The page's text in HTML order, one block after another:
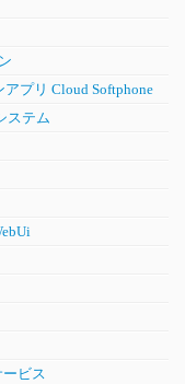
プリ Cloud Softphone
ステム
ビス